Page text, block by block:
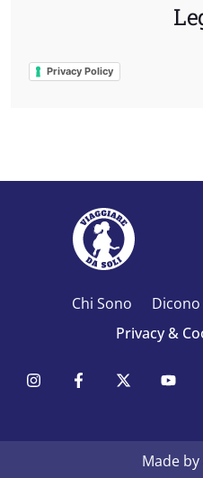
Privacy Policy
Chi Sono
Privacy &
Made by